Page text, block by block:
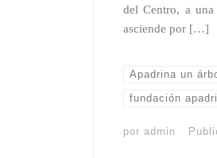
del Centro, a
asciende por […]
Apadrina un
fundación
por admin